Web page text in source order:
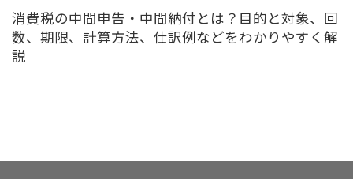
消費税の中間申告・中間納付とは？目的と対象、回
数、期限、計算方法、仕訳例などをわかりやすく解
説